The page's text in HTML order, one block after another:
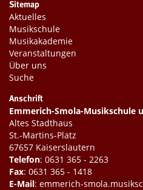
Sitemap
Aktuelles
Musikschule
Musikakademie
Veranstaltungen
Über uns
Suche
Anschrift
Emmerich-Smola-Musikschule
Altes Stadthaus
St.-Martins-Platz
67657 Kaiserslautern
Telefon: 0631 365 - 2263
Fax: 0631 365 - 1418
E-Mail: emmerich-